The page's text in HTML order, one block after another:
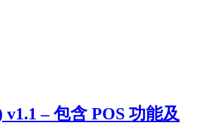
v1.1 – 包含 POS 功能及